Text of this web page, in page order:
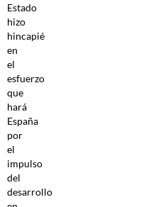
Estado
hizo
hincapié
en
el
esfuerzo
que
hará
España
por
el
impulso
del
desarrollo